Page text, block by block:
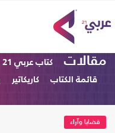
مقالات كتاب عربي 21
قائمة الكتاب
كاريكاتير
قضايا وآراء